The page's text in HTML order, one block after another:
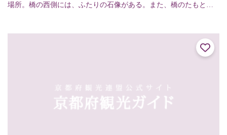
場所。橋の西側には、ふたりの石像がある。また、橋のたもとに
建っている。